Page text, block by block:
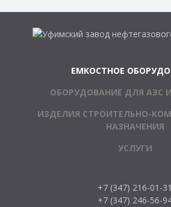
ЕМКОСТНОЕ
ОБОРУДОВАНИЕ ДЛЯ АЗС
ИЗДЕЛИЯ СТРОИТЕЛЬНО-
НАЗНАЧЕНИЯ
УСЛУГИ
+7 (347) 216-01-31
+7 (347) 246-56-